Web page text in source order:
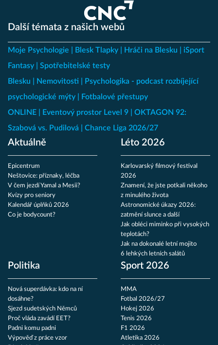
Další témata z našich webů
Moje Psychologie Blesk Tlapky Hráči na Blesku
iSport
Fantasy
Spotřebitelské testy
Blesku
Nemovitosti
Psychologika - podcast rozbíjející
psychologické mýty
Fotbalové přestupy
ONLINE
Eventový prostor Level 9
OKTAGON 92:
Szabová vs. Pudilová
Chance Liga 2026/27
Aktuálně
Epicentrum
Neštovice: příznaky, léčba
V čem jezdí Yamal a Mesii?
Kvízy pro seniory
Kalendář úplňků 2026
Co je bodycount?
Léto 2026
Karlovarský filmový festival
2026
Znamení, že jste potkali někoho
z minulého života
Astronomické úkazy 2026:
zatmění slunce a další
Jak obléci miminko při vysokých
teplotách?
Jak na dokonalé letní mojito
6 lehkých letních salátů
Politika
Nová superdávka: kdo na ní
dosáhne?
Sjezd sudetských Němců
Proč vláda zavádí EET?
Padni komu padni
Výpověď z práce vzor
Sport 2026
MMA
Fotbal 2026/27
Hokej 2026
Tenis 2026
F1 2026
Atletika 2026